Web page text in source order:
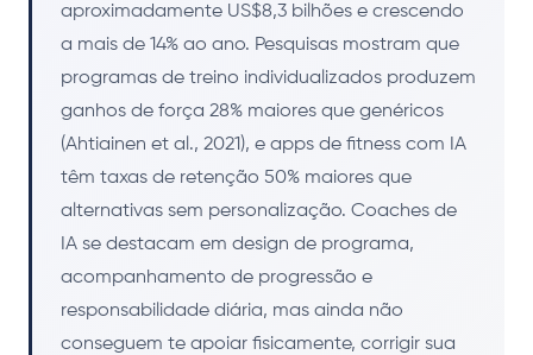
aproximadamente US$8,3 bilhões e crescendo
a mais de 14% ao ano. Pesquisas mostram que
programas de treino individualizados produzem
ganhos de força 28% maiores que genéricos
(Ahtiainen et al., 2021), e apps de fitness com IA
têm taxas de retenção 50% maiores que
alternativas sem personalização. Coaches de
IA se destacam em design de programa,
acompanhamento de progressão e
responsabilidade diária, mas ainda não
conseguem te apoiar fisicamente, corrigir sua